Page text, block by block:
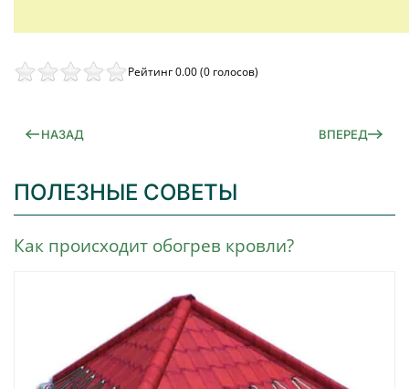
Рейтинг 0.00 (0 голосов)
НАЗАД ВПЕРЕД
ПОЛЕЗНЫЕ СОВЕТЫ
Как происходит обогрев кровли?